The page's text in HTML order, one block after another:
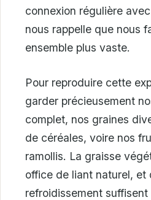
connexion régulière
nous rappelle que nous
ensemble plus vaste.
Pour reproduire cette
garder précieusement
complet, nos graines
de céréales, voire nos
ramollis. La graisse
office de liant naturel, et
refroidissement